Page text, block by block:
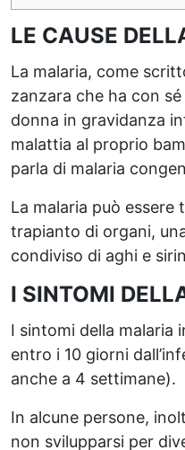
LE CAUSE
La malaria, come
zanzara che ha con
donna in gravidanza
malattia al proprio
parla di malaria
La malaria può essere
trapianto di organi,
condiviso di aghi e
I SINTOMI
I sintomi della malaria
entro i 10 giorni
anche a 4 settimane).
In alcune persone,
non svilupparsi per